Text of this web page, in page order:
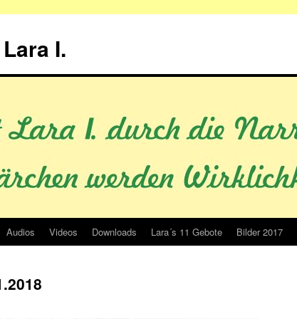
I.
Audios Videos Downloads Lara´s 11 Gebote Bilder 2017